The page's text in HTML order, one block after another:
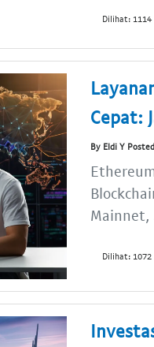
Dilihat: 1114
Cepat:
By Eldi Y
Mainnet,
Dilihat: 1072